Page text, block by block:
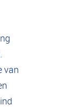
van